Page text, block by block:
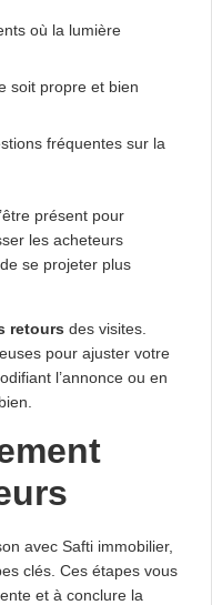
où la lumière
soit propre et bien
fréquentes sur la
présent pour
les acheteurs
se projeter plus
retours des visites.
pour ajuster votre
l’annonce ou en
avec Safti immobilier,
clés. Ces étapes vous
et à conclure la